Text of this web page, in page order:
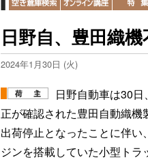
日野自、豊田織
2024年1月30日 (火)
日野自動車は30
正が確認された豊田自動織機
出荷停止となったことに伴い
ジンを搭載していた小型トラ